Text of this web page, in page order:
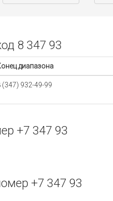
8 347 93
диапазона
(347) 932-49-99
+7 347 93
+7 347 93